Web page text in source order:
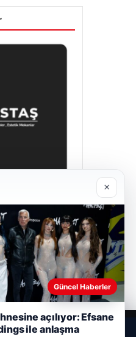
×
Güncel Haberler
açılıyor: Efsane
ile anlaşma